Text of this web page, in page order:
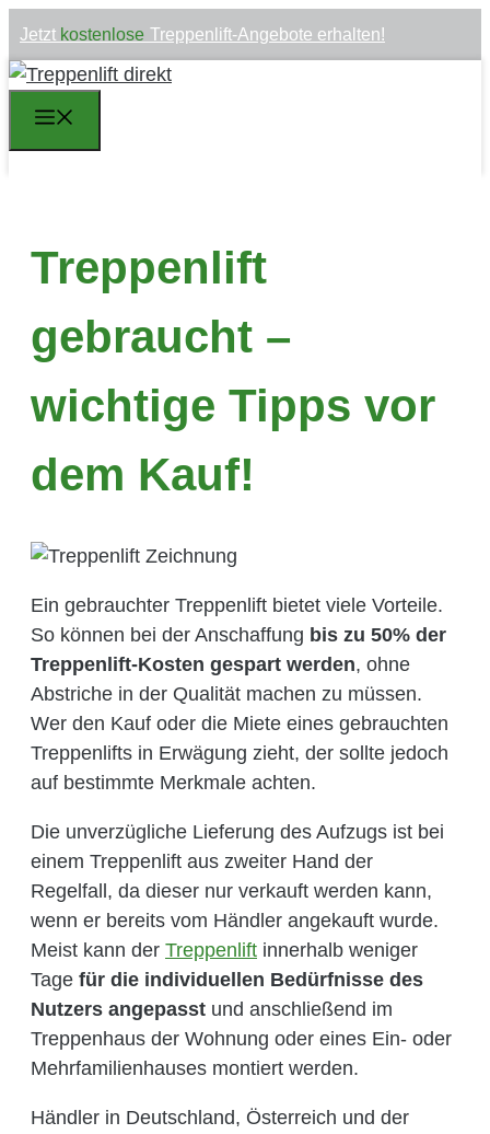
Zum
springen
Jetzt kostenlose Treppenlift-Angebote erhalten!
Treppenlift
gebraucht –
wichtige Tipps vor
dem Kauf!
Ein gebrauchter Treppenlift bietet viele Vorteile.
So können bei der Anschaffung bis zu 50% der
Treppenlift-Kosten gespart werden, ohne
Abstriche in der Qualität machen zu müssen.
Wer den Kauf oder die Miete eines gebrauchten
Treppenlifts in Erwägung zieht, der sollte jedoch
auf bestimmte Merkmale achten.
Die unverzügliche Lieferung des Aufzugs ist bei
einem Treppenlift aus zweiter Hand der
Regelfall, da dieser nur verkauft werden kann,
wenn er bereits vom Händler angekauft wurde.
Meist kann der Treppenlift innerhalb weniger
Tage für die individuellen Bedürfnisse des
Nutzers angepasst und anschließend im
Treppenhaus der Wohnung oder eines Ein- oder
Mehrfamilienhauses montiert werden.
Händler in Deutschland, Österreich und der